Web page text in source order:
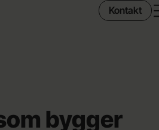
Kontakt
bygger